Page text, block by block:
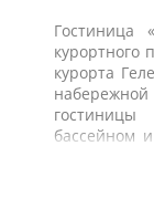
Гостиница
курортного
курорта
бассейном